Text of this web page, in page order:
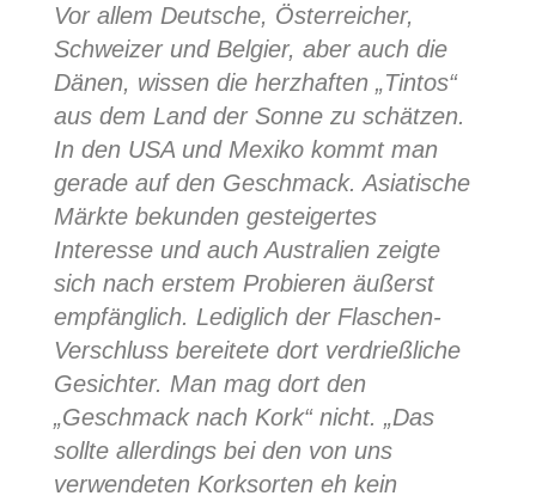
Vor allem Deutsche, Österreicher,
Schweizer und Belgier, aber auch die
Dänen, wissen die herzhaften „Tintos“
aus dem Land der Sonne zu schätzen.
In den USA und Mexiko kommt man
gerade auf den Geschmack. Asiatische
Märkte bekunden gesteigertes
Interesse und auch Australien zeigte
sich nach erstem Probieren äußerst
empfänglich. Lediglich der Flaschen-
Verschluss bereitete dort verdrießliche
Gesichter. Man mag dort den
„Geschmack nach Kork“ nicht. „Das
sollte allerdings bei den von uns
verwendeten Korksorten eh kein